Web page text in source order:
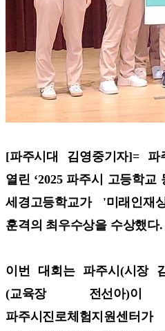
[파주시대 김영중기자]= 파
열린 ‘2025 파주시 고등학교
세경고등학교가 '미래인
훈격의 최우수상을 수상했다.
이번 대회는 파주시(시장
(교육장 전선아)
파주시진로체험지원